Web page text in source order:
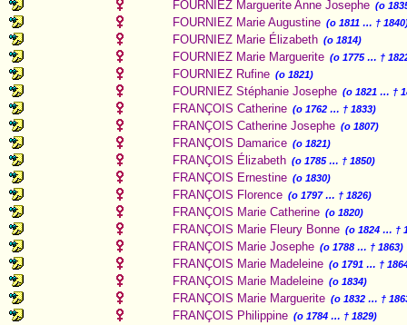
FOURNIEZ Marguerite Anne Josephe (o
FOURNIEZ Marie Augustine (o 1811 … †
FOURNIEZ Marie Élizabeth (o 1814)
FOURNIEZ Marie Marguerite (o 1775 … †
FOURNIEZ Rufine (o 1821)
FOURNIEZ Stéphanie Josephe (o 1821 … †
FRANÇOIS Catherine (o 1762 … † 1833)
FRANÇOIS Catherine Josephe (o 1807)
FRANÇOIS Damarice (o 1821)
FRANÇOIS Élizabeth (o 1785 … † 1850)
FRANÇOIS Ernestine (o 1830)
FRANÇOIS Florence (o 1797 … † 1826)
FRANÇOIS Marie Catherine (o 1820)
FRANÇOIS Marie Fleury Bonne (o 1824 … †
FRANÇOIS Marie Josephe (o 1788 … † 1863)
FRANÇOIS Marie Madeleine (o 1791 … †
FRANÇOIS Marie Madeleine (o 1834)
FRANÇOIS Marie Marguerite (o 1832 … †
FRANÇOIS Philippine (o 1784 … † 1829)